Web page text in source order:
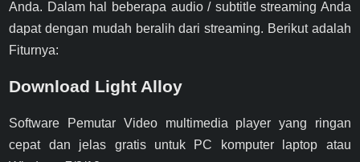
Anda. Dalam hal beberapa audio / subtitle streaming Anda
dapat dengan mudah beralih dari streaming. Berikut adalah
Fiturnya:
Download Light Alloy
Software Pemutar Video multimedia player yang ringan
cepat dan jelas gratis untuk PC komputer laptop atau